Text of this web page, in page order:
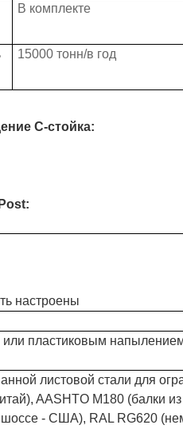
В комплекте
15000 тонн/в год
C-стойка:
настроены
пластиковым
листовой стали для
AASHTO M180 (балки
шоссе - США), RAL RG620